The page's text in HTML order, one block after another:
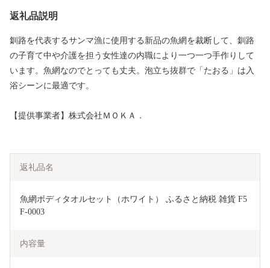
返礼品説明
釧路を代表するサンマ漁に使用する新品の魚網を裁断して、釧路
の子育て中や介護を担う女性達の内職により一つ一つ手作りして
います。魚網なのでとっても丈夫。泡立ち抜群で「たおる」は入
浴シーンに最適です。
【提供事業者】株式会社ＭＯＫＡ．
返礼品名
魚網ボディタオルセット（ホワイト） ふるさと納税 雑貨 F5
F-0003
内容量